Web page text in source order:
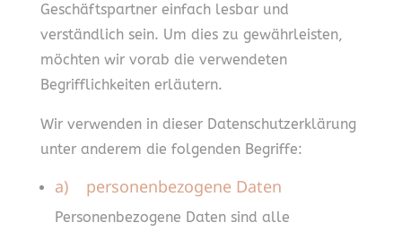
Geschäftspartner einfach lesbar und
verständlich sein. Um dies zu gewährleisten,
möchten wir vorab die verwendeten
Begrifflichkeiten erläutern.
Wir verwenden in dieser Datenschutzerklärung
unter anderem die folgenden Begriffe:
a) personenbezogene Daten
Personenbezogene Daten sind alle